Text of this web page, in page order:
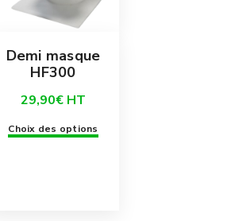
Demi masque
HF300
29,90€ HT
Choix des options